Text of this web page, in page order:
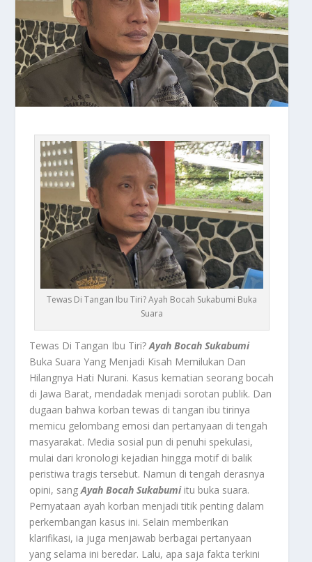
Tewas Di Tangan Ibu Tiri? Ayah Bocah Sukabumi Buka
Suara
Tewas Di Tangan Ibu Tiri?Ayah Bocah Sukabumi
Buka Suara Yang Menjadi Kisah Memilukan Dan
Hilangnya Hati Nurani. Kasus kematian seorang bocah
di Jawa Barat, mendadak menjadi sorotan publik. Dan
dugaan bahwa korban tewas di tangan ibu tirinya
memicu gelombang emosi dan pertanyaan di tengah
masyarakat. Media sosial pun di penuhi spekulasi,
mulai dari kronologi kejadian hingga motif di balik
peristiwa tragis tersebut. Namun di tengah derasnya
opini, sangAyah Bocah Sukabumiitu buka suara.
Pernyataan ayah korban menjadi titik penting dalam
perkembangan kasus ini. Selain memberikan
klarifikasi, ia juga menjawab berbagai pertanyaan
yang selama ini beredar. Lalu, apa saja fakta terkini